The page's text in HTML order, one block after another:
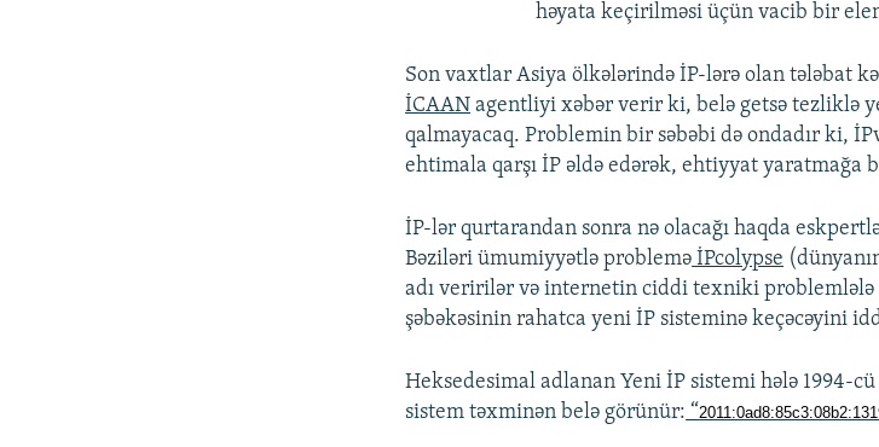
həyata keçirilməsi üçün vacib bir
Son vaxtlar Asiya ölkələrində İP-lərə olan tələbat
İCAAN agentliyi xəbər verir ki, belə getsə tezliklə
qalmayacaq. Problemin bir səbəbi də ondadır ki,
ehtimala qarşı İP əldə edərək, ehtiyyat yaratmağa
İP-lər qurtarandan sonra nə olacağı haqda
Bəziləri ümumiyyətlə problemə İPcolypse
adı veririlər və internetin ciddi texniki
şəbəkəsinin rahatca yeni İP sisteminə keçəcəyini
Heksedesimal adlanan Yeni İP sistemi hələ 1994-cü
sistem təxminən belə görünür: “